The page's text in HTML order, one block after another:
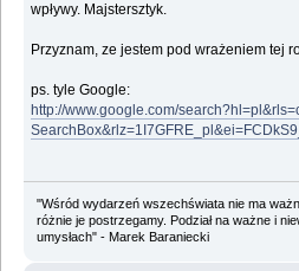
wpływy. Majstersztyk.
Przyznam, ze jestem pod wrażeniem tej
ps. tyle Google:
http://www.google.com/
"Wśród wydarzeń wszechświata nie ma
różnie je postrzegamy. Podział na ważne i
umysłach" - Marek Baraniecki